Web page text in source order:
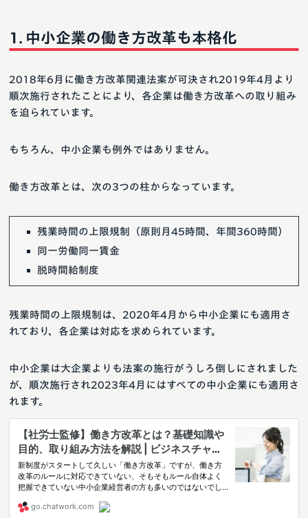
中小企業の働き方改革も本格化
2018年6月に働き方改革関連法案が可決され2019年4月より
順次施行されたことにより、各企業は働き方改革への取り組み
を迫られています。
もちろん、中小企業も例外ではありません。
働き方改革とは、次の3つの柱からなっています。
残業時間の上限規制（原則月45時間、年間360時間）
同一労働同一賃金
脱時間給制度
残業時間の上限規制は、2020年4月から中小企業にも適用さ
れており、各企業は対応を求められています。
中小企業は大企業よりも法案の施行がうしろ倒しにされました
が、順次施行され2023年4月にはすべての中小企業にも適用さ
れます。